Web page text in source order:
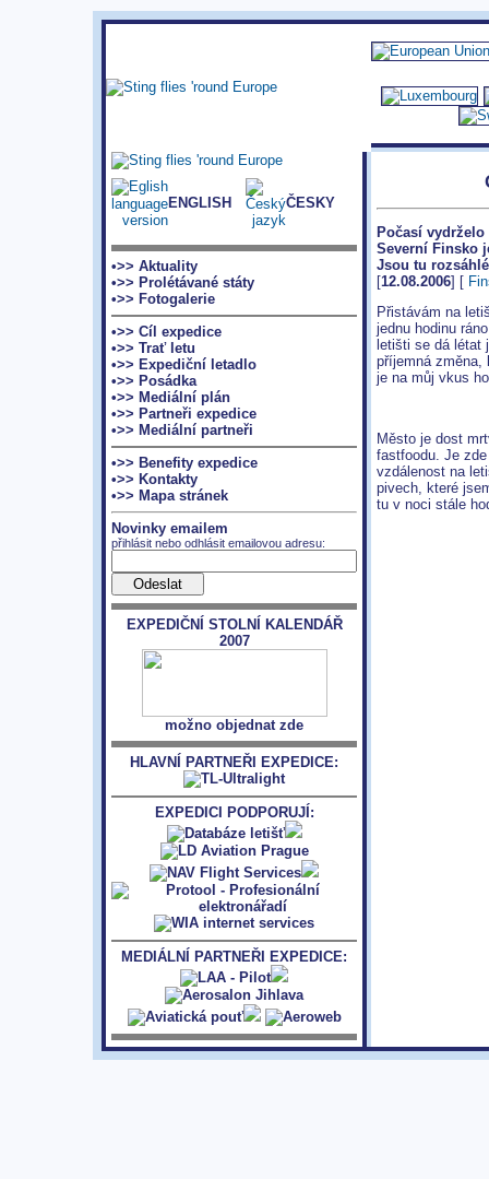
ENGLISH ČESKY
•>> Aktuality
•>> Prolétávané státy
•>> Fotogalerie
•>> Cíl expedice
•>> Trať letu
•>> Expediční letadlo
•>> Posádka
•>> Mediální plán
•>> Partneři expedice
•>> Mediální partneři
•>> Benefity expedice
•>> Kontakty
•>> Mapa stránek
Novinky emailem
přihlásit nebo odhlásit emailovou adresu:
EXPEDIČNÍ STOLNÍ KALENDÁŘ
2007
možno objednat zde
HLAVNÍ PARTNEŘI EXPEDICE:
EXPEDICI PODPORUJÍ:
MEDIÁLNÍ PARTNEŘI EXPEDICE:
Počasí
Severní Finsko
Jsou tu
[12.08.2006] [
Přistávám na
jednu hodinu
letišti se dá létat
příjemná změna,
je na můj vkus
Město je dost
fastfoodu. Je
vzdálenost na
pivech, které
tu v noci stále